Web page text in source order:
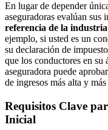
En lugar de depender
aseguradoras evalúan sus
referencia de la industria
ejemplo, si usted es un
su declaración de
que los conductores en su
aseguradora puede
de ingresos más alta y más
Requisitos Clave
Inicial